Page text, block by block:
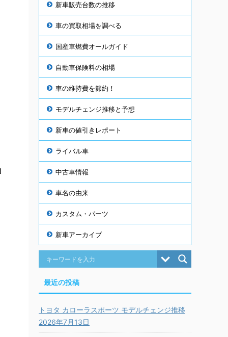
新車販売台数の推移
車の買取相場を調べる
国産車燃費オールガイド
自動車保険料の相場
車の維持費を節約！
モデルチェンジ推移と予想
新車の値引きレポート
ライバル車
中古車情報
車名の由来
カスタム・パーツ
新車アーカイブ
最近の投稿
トヨタ カローラスポーツ モデルチェンジ推移
2026年7月13日